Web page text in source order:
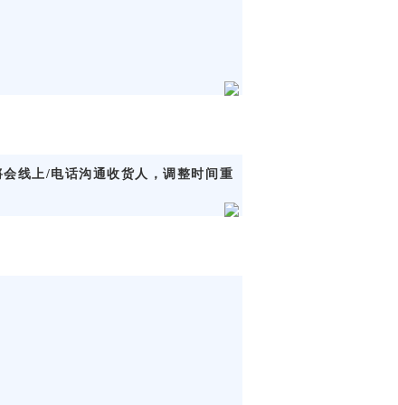
线上/电话沟通收货人，调整时间重